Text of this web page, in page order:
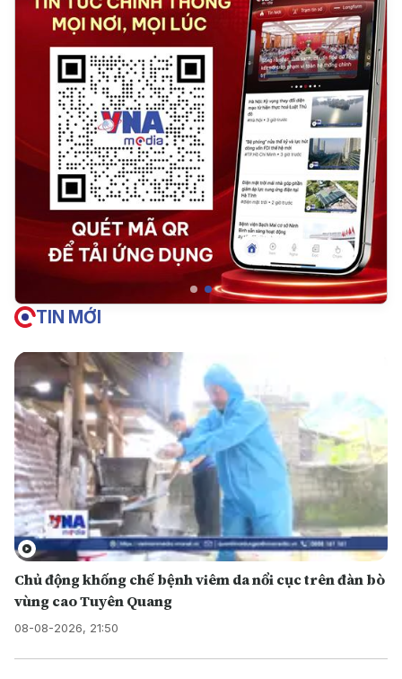
TIN MỚI
Chủ động khống chế bệnh viêm da nổi cục trên đàn bò
vùng cao Tuyên Quang
08-08-2026, 21:50